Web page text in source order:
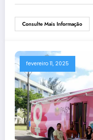
Consulte Mais Informação
fevereiro 11, 2025